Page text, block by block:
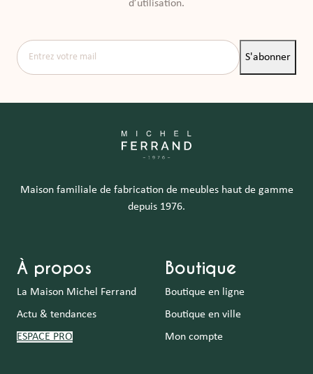
d’utilisation.
Entrez votre mail
S'abonner
Maison familiale de fabrication de meubles haut de gamme
depuis 1976.
À propos
La Maison Michel Ferrand
Actu & tendances
ESPACE PRO
Boutique
Boutique en ligne
Boutique en ville
Mon compte